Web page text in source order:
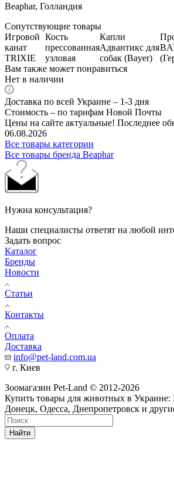
Beaphar, Голландия
Сопутствующие товары
Игровой
канат
TRIXIE
Кость
прессованная
узловая
Капли
Адвантикс для
собак (Bayer)
Вам также может понравиться
Нет в наличии
Доставка по всей Украине – 1-3 дня
Стоимость – по тарифам Новой Почты
Цены на сайте актуальные! Последнее
06.08.2026
Все товары категории
Все товары бренда Beaphar
Нужна консультация?
Наши специалисты ответят на любой
Задать вопрос
Каталог
Бренды
Новости
Статьи
Контакты
Оплата
Доставка
info@pet-land.com.ua
г. Киев
Зоомагазин Pet-Land © 2012-2026
Купить товары для животных в Украине:
Донецк, Одесса, Днепропетровск и
Найти